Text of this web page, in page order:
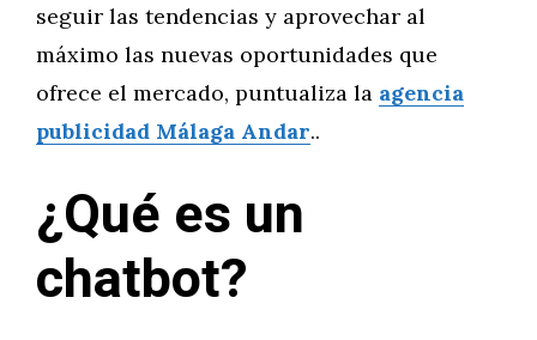
seguir las tendencias y aprovechar al
máximo las nuevas oportunidades que
ofrece el mercado, puntualiza la agencia
publicidad Málaga Andar..
¿Qué es un
chatbot?